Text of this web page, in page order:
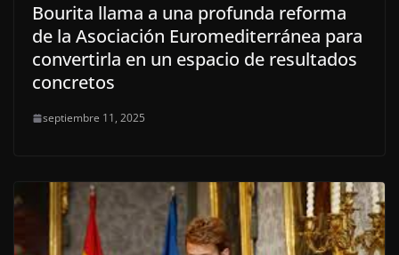
Bourita llama a una profunda reforma
de la Asociación Euromediterránea para
convertirla en un espacio de resultados
concretos
septiembre 11, 2025